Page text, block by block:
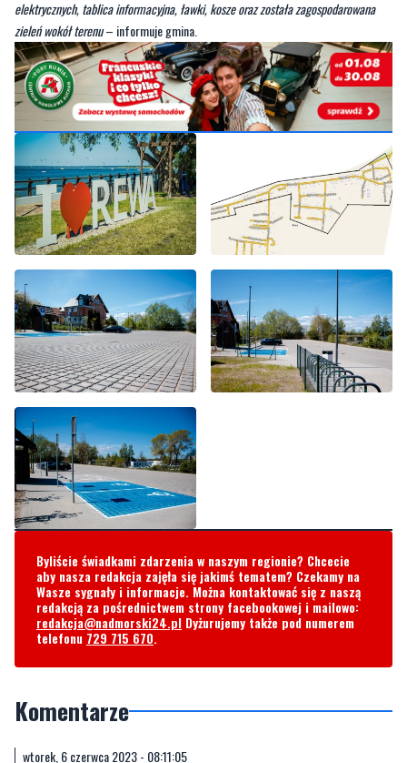
Byliście świadkami zdarzenia w naszym regionie? Chcecie
aby nasza redakcja zajęła się jakimś tematem? Czekamy na
Wasze sygnały i informacje. Można kontaktować się z naszą
redakcja@nadmorski24.plDyżurujemy także pod numerem
telefonu729 715 670.
Komentarze
czyli patrząc na mapkę - ulica Morska to strefa płatnego
wyłączony i darmowy?